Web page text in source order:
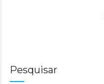
Pesquisar